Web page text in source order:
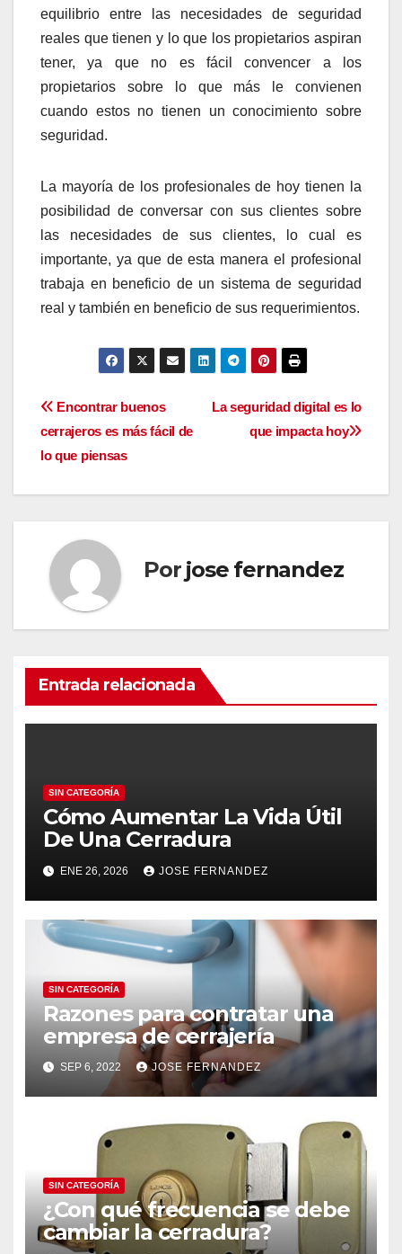
equilibrio entre las necesidades de seguridad
reales que tienen y lo que los propietarios aspiran
tener, ya que no es fácil convencer a los
propietarios sobre lo que más le convienen
cuando estos no tienen un conocimiento sobre
seguridad.
La mayoría de los profesionales de hoy tienen la
posibilidad de conversar con sus clientes sobre
las necesidades de sus clientes, lo cual es
importante, ya que de esta manera el profesional
trabaja en beneficio de un sistema de seguridad
real y también en beneficio de sus requerimientos.
Navegación
de
entradas
La seguridad digital es lo
que impacta hoy
Encontrar buenos
cerrajeros es más fácil de
lo que piensas
Por jose fernandez
Entrada relacionada
SIN CATEGORÍA
Cómo Aumentar La Vida Útil
De Una Cerradura
ENE 26, 2026 JOSE FERNANDEZ
SIN CATEGORÍA
Razones para contratar una
empresa de cerrajería
SEP 6, 2022 JOSE FERNANDEZ
SIN CATEGORÍA
¿Con qué frecuencia se debe
cambiar la cerradura?